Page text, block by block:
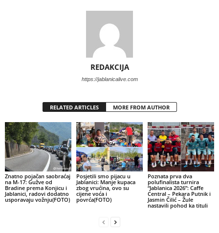
REDAKCIJA
https://jablanicalive.com
RELATED ARTICLES MORE FROM AUTHOR
Znatno pojačan saobraćaj
na M-17: Gužve od
Bradine prema Konjicu i
Jablanici, radovi dodatno
usporavaju vožnju(FOTO)
Posjetili smo pijacu u
Jablanici: Manje kupaca
zbog vrućina, ovo su
cijene voća i
povrća(FOTO)
Poznata prva dva
polufinalista turnira
“Jablanica 2026”: Caffe
Central – Pekara Putnik i
Jasmin Čilić – Žule
nastavili pohod ka tituli